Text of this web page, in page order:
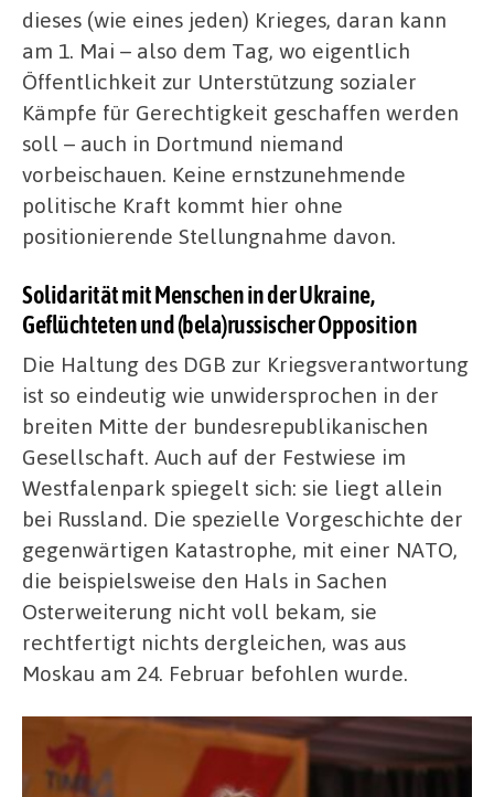
dieses (wie eines jeden) Krieges, daran kann
am 1. Mai – also dem Tag, wo eigentlich
Öffentlichkeit zur Unterstützung sozialer
Kämpfe für Gerechtigkeit geschaffen werden
soll – auch in Dortmund niemand
vorbeischauen. Keine ernstzunehmende
politische Kraft kommt hier ohne
positionierende Stellungnahme davon.
Solidarität mit Menschen in der Ukraine,
Geflüchteten und (bela)russischer Opposition
Die Haltung des DGB zur Kriegsverantwortung
ist so eindeutig wie unwidersprochen in der
breiten Mitte der bundesrepublikanischen
Gesellschaft. Auch auf der Festwiese im
Westfalenpark spiegelt sich: sie liegt allein
bei Russland. Die spezielle Vorgeschichte der
gegenwärtigen Katastrophe, mit einer NATO,
die beispielsweise den Hals in Sachen
Osterweiterung nicht voll bekam, sie
rechtfertigt nichts dergleichen, was aus
Moskau am 24. Februar befohlen wurde.